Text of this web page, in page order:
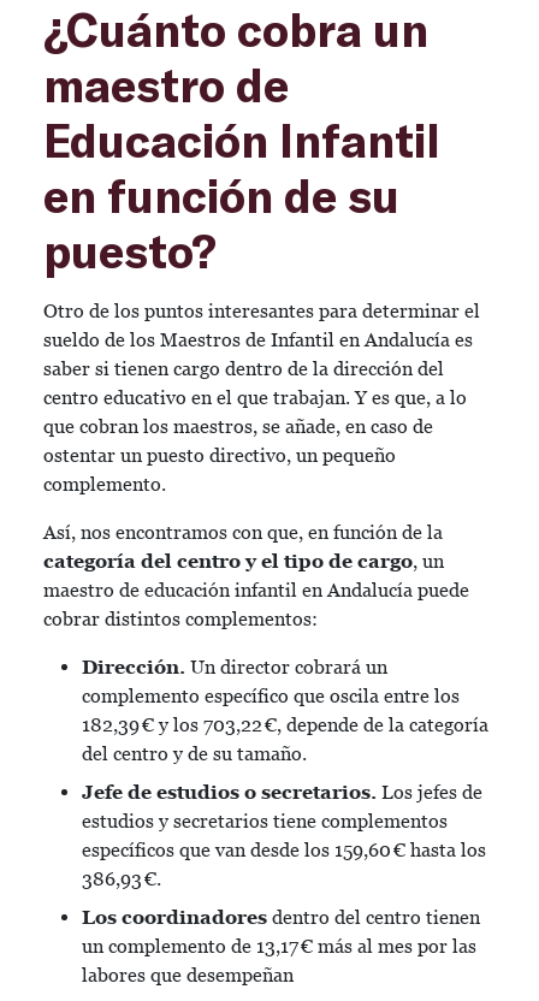
¿Cuánto cobra un
maestro de
Educación Infantil
en función de su
puesto?
Otro de los puntos interesantes para determinar el
sueldo de los Maestros de Infantil en Andalucía es
saber si tienen cargo dentro de la dirección del
centro educativo en el que trabajan. Y es que, a lo
que cobran los maestros, se añade, en caso de
ostentar un puesto directivo, un pequeño
complemento.
Así, nos encontramos con que, en función de la
categoría del centro y el tipo de cargo, un
maestro de educación infantil en Andalucía puede
cobrar distintos complementos:
Dirección. Un director cobrará un
complemento específico que oscila entre los
182,39 € y los 703,22 €, depende de la categoría
del centro y de su tamaño.
Jefe de estudios o secretarios. Los jefes de
estudios y secretarios tiene complementos
específicos que van desde los 159,60 € hasta los
386,93 €.
Los coordinadores dentro del centro tienen
un complemento de 13,17 € más al mes por las
labores que desempeñan